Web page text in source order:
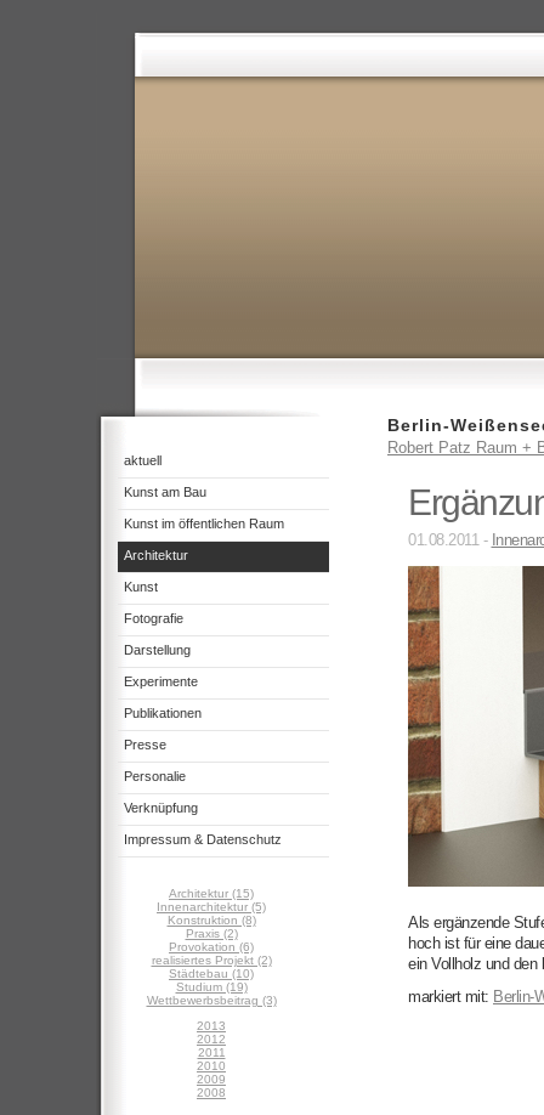
aktuell
Kunst am Bau
Kunst im öffentlichen Raum
Architektur
Kunst
Fotografie
Darstellung
Experimente
Publikationen
Presse
Personalie
Verknüpfung
Impressum & Datenschutz
Architektur (15)
Innenarchitektur (5)
Konstruktion (8)
Praxis (2)
Provokation (6)
realisiertes Projekt (2)
Städtebau (10)
Studium (19)
Wettbewerbsbeitrag (3)
2013
2012
2011
2010
2009
2008
Berlin-
Robert Patz Raum +
01.08.2011 -
Als ergänzende
hoch ist für eine
ein Vollholz und
markiert mit: Berlin-